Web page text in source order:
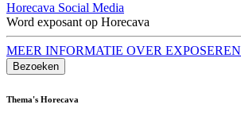
Horecava Social Media
Word exposant op Horecava
MEER INFORMATIE OVER EXPOSEREN
Bezoeken
Thema's Horecava